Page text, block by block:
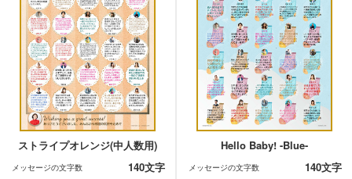
ストライプオレンジ(中人数用)
メッセージの文字数 140文字
Hello Baby! -Blue-
メッセージの文字数 140文字